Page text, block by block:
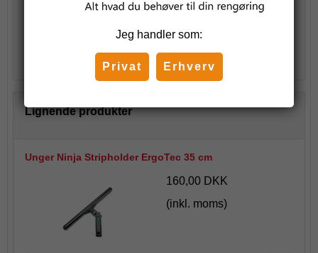
Lignende produkter
Unger Ninja Stripholder ErgoTec 35 cm
160,00 DKK
(inkl. moms)
Jeg handler som:
Privat Erhverv